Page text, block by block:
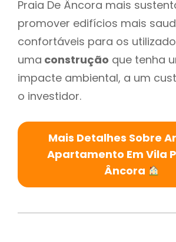
Praia De Âncora mais
promover edifícios mais
confortáveis para os
uma construção que tenha
impacte ambiental, a um
o investidor.
Mais Detalhes Sobre
Apartamento Em Vila
Âncora